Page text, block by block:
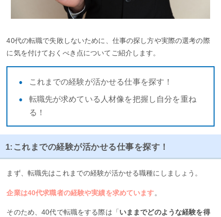
40代の転職で失敗しないために、仕事の探し方や実際の選考の際
に気を付けておくべき点についてご紹介します。
これまでの経験が活かせる仕事を探す！
転職先が求めている人材像を把握し自分を重ね
る！
1:これまでの経験が活かせる仕事を探す！
まず、転職先はこれまでの経験が活かせる職種にしましょう。
企業は40代求職者の経験や実績を求めています。
そのため、40代で転職をする際は「 いままでどのような経験を得